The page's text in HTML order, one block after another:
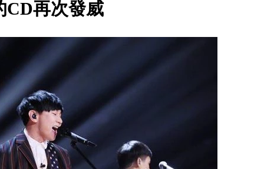
CD再次發威